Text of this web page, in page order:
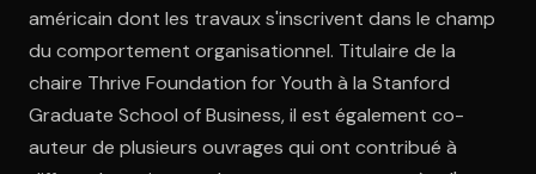
américain dont les travaux s'inscrivent dans le champ
du comportement organisationnel. Titulaire de la
chaire Thrive Foundation for Youth à la Stanford
Graduate School of Business, il est également co-
auteur de plusieurs ouvrages qui ont contribué à